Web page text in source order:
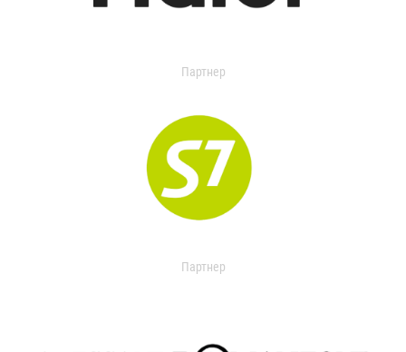
Партнер
Партнер